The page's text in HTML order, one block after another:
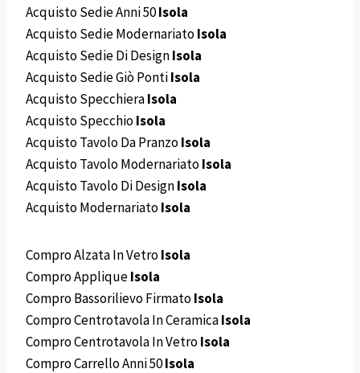
Acquisto Sedie Anni 50Isola
Acquisto Sedie ModernariatoIsola
Acquisto Sedie Di DesignIsola
Acquisto Sedie Giò PontiIsola
Acquisto SpecchieraIsola
Acquisto SpecchioIsola
Acquisto Tavolo Da PranzoIsola
Acquisto Tavolo ModernariatoIsola
Acquisto Tavolo Di DesignIsola
Acquisto ModernariatoIsola
Compro Alzata In VetroIsola
Compro AppliqueIsola
Compro Bassorilievo FirmatoIsola
Compro Centrotavola In CeramicaIsola
Compro Centrotavola In VetroIsola
Compro Carrello Anni 50Isola